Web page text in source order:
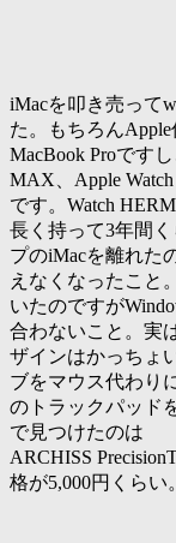
iMacを叩き売って
た。もちろん
MacBook Proです
MAX、Apple
です。Watch
長く持って3年間
プのiMacを離れた
えなくなったこと
いたのですが
合わないこと。実
ザインはかっちょ
ブをマウス代わり
のトラックパッド
で見つけたのは
ARCHISS
格が5,000円くらい。